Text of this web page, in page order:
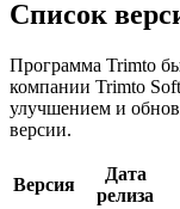
Список
Программа Trimto
компании Trimto
улучшением и
версии.
Версия
Дата
релиза